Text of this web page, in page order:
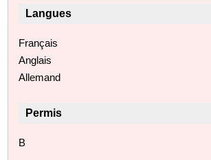
Langues
Français
Anglais
Allemand
Permis
B